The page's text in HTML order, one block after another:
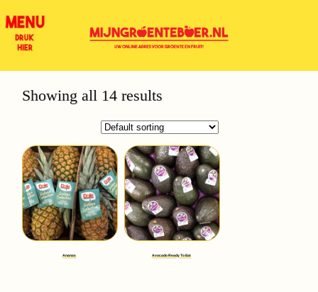
Showing all 14 results
Ananas Avocado Ready To Eat